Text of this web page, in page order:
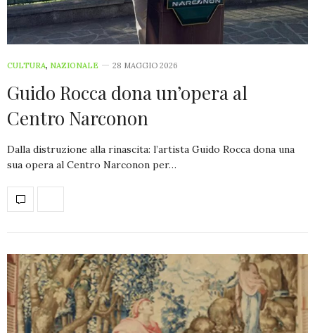
CULTURA, NAZIONALE 28 MAGGIO 2026
Guido Rocca dona un’opera al
Centro Narconon
Dalla distruzione alla rinascita: l’artista Guido Rocca dona una
sua opera al Centro Narconon per…